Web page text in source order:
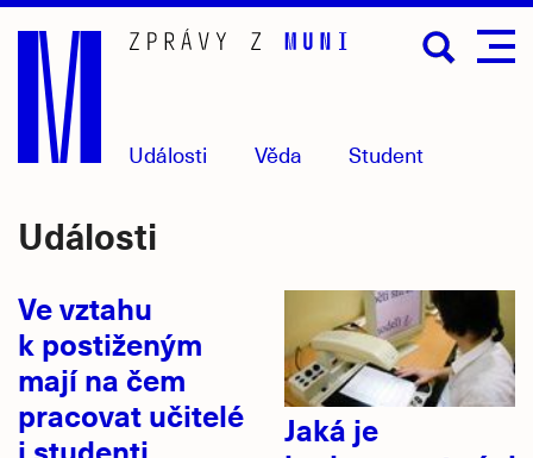
Přejít
hlavní
obsah
Události Věda Student
Události
Ve vztahu
k postiženým
mají na čem
pracovat učitelé
Jaká je